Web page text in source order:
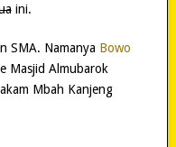
ini.
SMA. Namanya Bowo
Masjid Almubarok
Mbah Kanjeng